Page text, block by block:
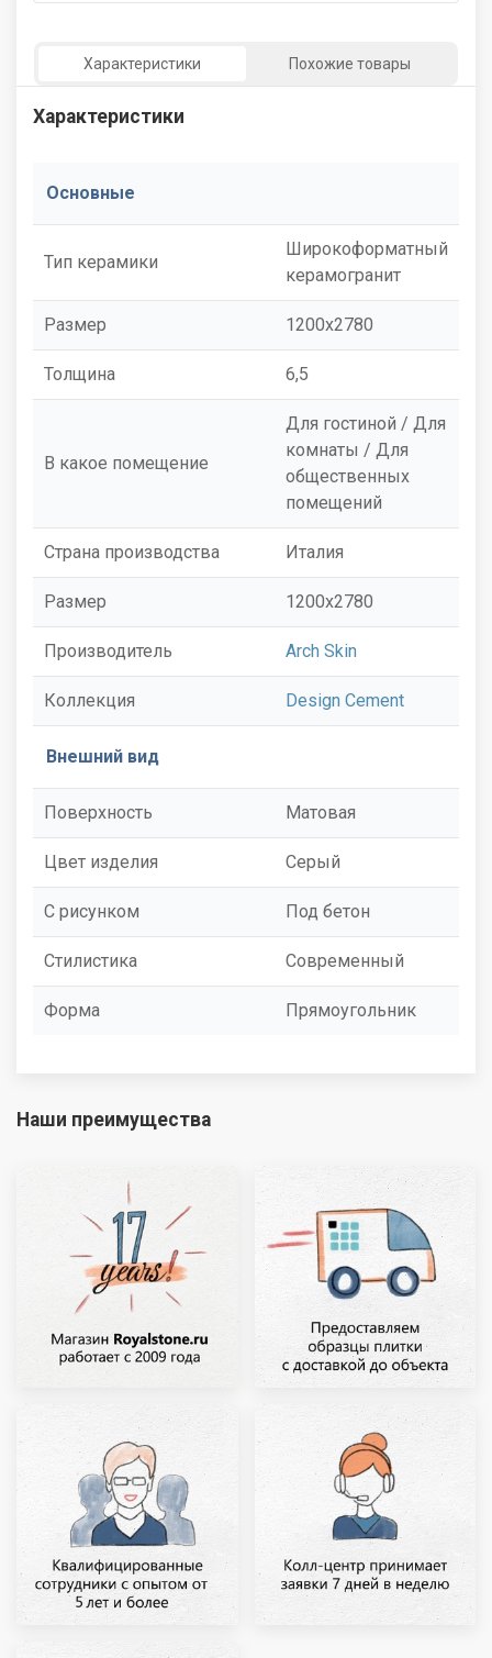
Характеристики Похожие товары
Характеристики
Основные
Тип керамики
Широкоформатный
керамогранит
Размер 1200x2780
Толщина 6,5
В какое помещение
Для гостиной / Для
комнаты / Для
общественных
помещений
Страна производства Италия
Размер 1200x2780
Производитель Arch Skin
Коллекция Design Cement
Внешний вид
Поверхность Матовая
Цвет изделия Серый
С рисунком Под бетон
Стилистика Современный
Форма Прямоугольник
Наши преимущества